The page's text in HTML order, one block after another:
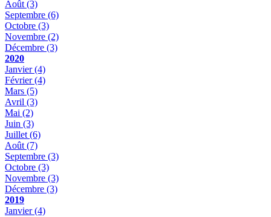
Août (3)
Septembre (6)
Octobre (3)
Novembre (2)
Décembre (3)
2020
Janvier(4)
Février(4)
Mars (5)
Avril (3)
Mai (2)
Juin (3)
Juillet (6)
Août (7)
Septembre (3)
Octobre (3)
Novembre (3)
Décembre (3)
2019
Janvier(4)